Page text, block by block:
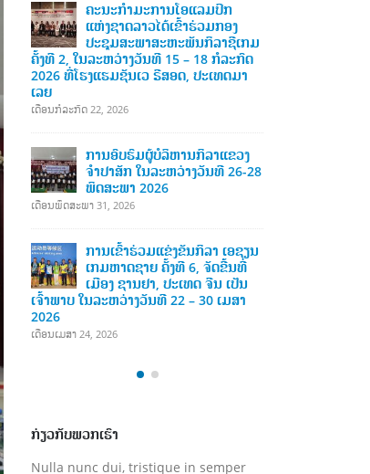
ຄະນະກໍາມະການໂອແລມປິກ
ແຫ່ງຊາດລາວ ໄດ້ເຂົ້າຮ່ວມກອງ
ປະຊຸມ ສະຫະພັນກິລາອາຊີຕາເວັນ
ອອກສຽງໃຕ້ (SEAGF) ໄດ້ຈັດກອງປະຊຸມສະພາ
ຄັ້ງທຳອິດສຳລັບສະໄໝ 2025–2027 ໃນວັນທີ
8 ເມສາ 2026, ທີ່ເມືອງເປຕາລິງ ຈາຢາ,
ປະເທດມາເລເຊຍ
ຄະນະກໍາມະການໂອແລມປິກ
ແຫ່ງຊາດລາວ ໄດ້ຈັດພິທີມອບ-ຮັບ
ເຄື່ອງກິລາ
ຄະນະກໍາມະການໂອແລມປິກ
ແຫ່ງຊາດລາວ ໄດ້ຈັດພິທີມອບ-ຮັບ
ເຄື່ອງກິລາ ໂດຍໄດ້ຮັບການອຸປະຖໍາ
ເຄື່ອງກິລາ ຈາກ ກົມກິລາແຂວງຢຸນນານ,
ສາທາລະນະລັດປະຊາຊົນຈີນ